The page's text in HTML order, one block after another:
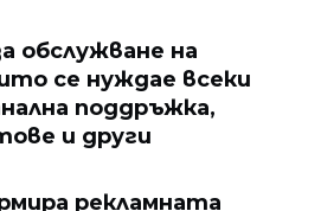
обслужване на
се нуждае всеки
поддръжка,
и други
рекламната